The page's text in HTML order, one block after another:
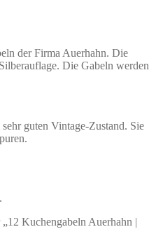
der Firma Auerhahn. Die
Die Gabeln werden
guten Vintage-Zustand. Sie
Kuchengabeln Auerhahn |